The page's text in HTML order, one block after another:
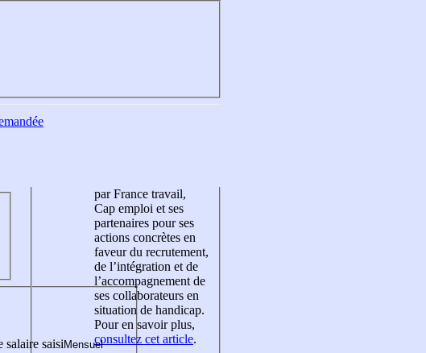
salaire saisi
par France travail,
Cap emploi et ses
partenaires pour ses
actions concrètes en
faveur du recrutement,
de l’intégration et de
l’accompagnement de
ses collaborateurs en
situation de handicap.
Pour en savoir plus,
consultez cet article.